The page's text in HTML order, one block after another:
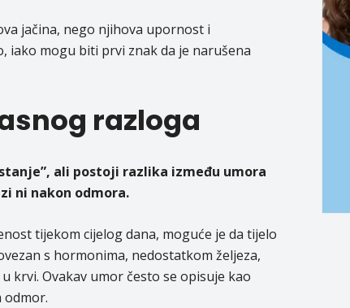
jačina, nego njihova upornost i
iako mogu biti prvi znak da je narušena
razloga
ali postoji razlika između umora
ni nakon odmora.
tijekom cijelog dana, moguće je da tijelo
s hormonima, nedostatkom željeza,
krvi. Ovakav umor često se opisuje kao
odmor.